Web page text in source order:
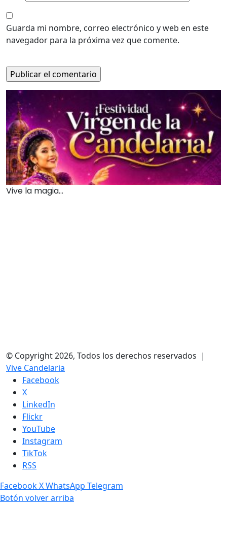
Guarda mi nombre, correo electrónico y web en este
navegador para la próxima vez que comente.
Vive la magia...
© Copyright 2026, Todos los derechos reservados |
Vive Candelaria
Facebook
X
LinkedIn
Flickr
YouTube
Instagram
TikTok
RSS
FacebookXWhatsApp Telegram
Botón volver arriba